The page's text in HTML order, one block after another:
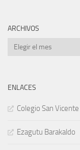
ARCHIVOS
Archivos
ENLACES
Colegio San
Ezagutu Barakaldo